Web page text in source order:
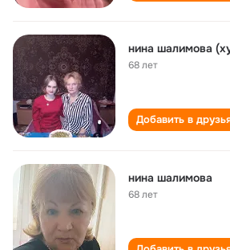
нина шалимова
68 лет
Добавить в
нина шалимова
68 лет